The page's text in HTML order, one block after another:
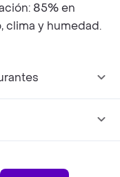
85% en
clima y humedad.